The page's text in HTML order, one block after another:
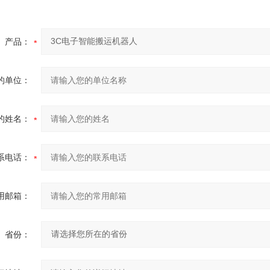
产品：
单位：
姓名：
电话：
邮箱：
省份：